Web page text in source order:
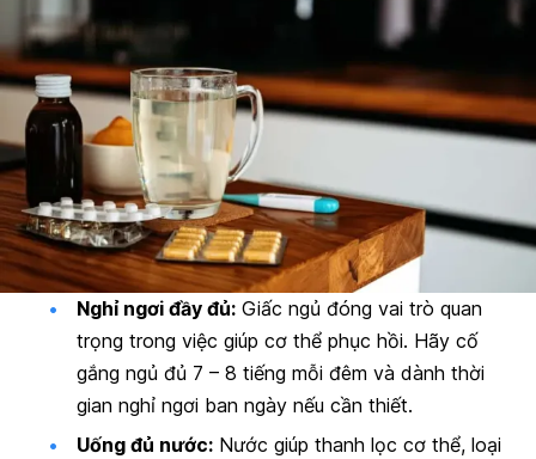
Nghỉ ngơi đầy đủ: Giấc ngủ đóng vai trò quan
trọng trong việc giúp cơ thể phục hồi. Hãy cố
gắng ngủ đủ 7 – 8 tiếng mỗi đêm và dành thời
gian nghỉ ngơi ban ngày nếu cần thiết.
Uống đủ nước: Nước giúp thanh lọc cơ thể, loại